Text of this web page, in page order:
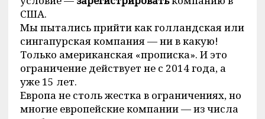
США.
Мы пытались прийти как голландская или
сингапурская компания — ни в какую!
Только американская «прописка». И это
ограничение действует не с 2014 года, а
уже 15 лет.
Европа не столь жестка в ограничениях, но
многие европейские компании — из числа